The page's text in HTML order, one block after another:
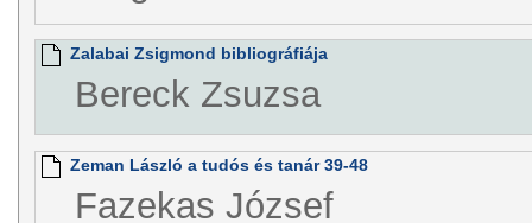
Zalabai Zsigmond bibliográfiája
Bereck Zsuzsa
Zeman László a tudós és tanár 39-48
Fazekas József